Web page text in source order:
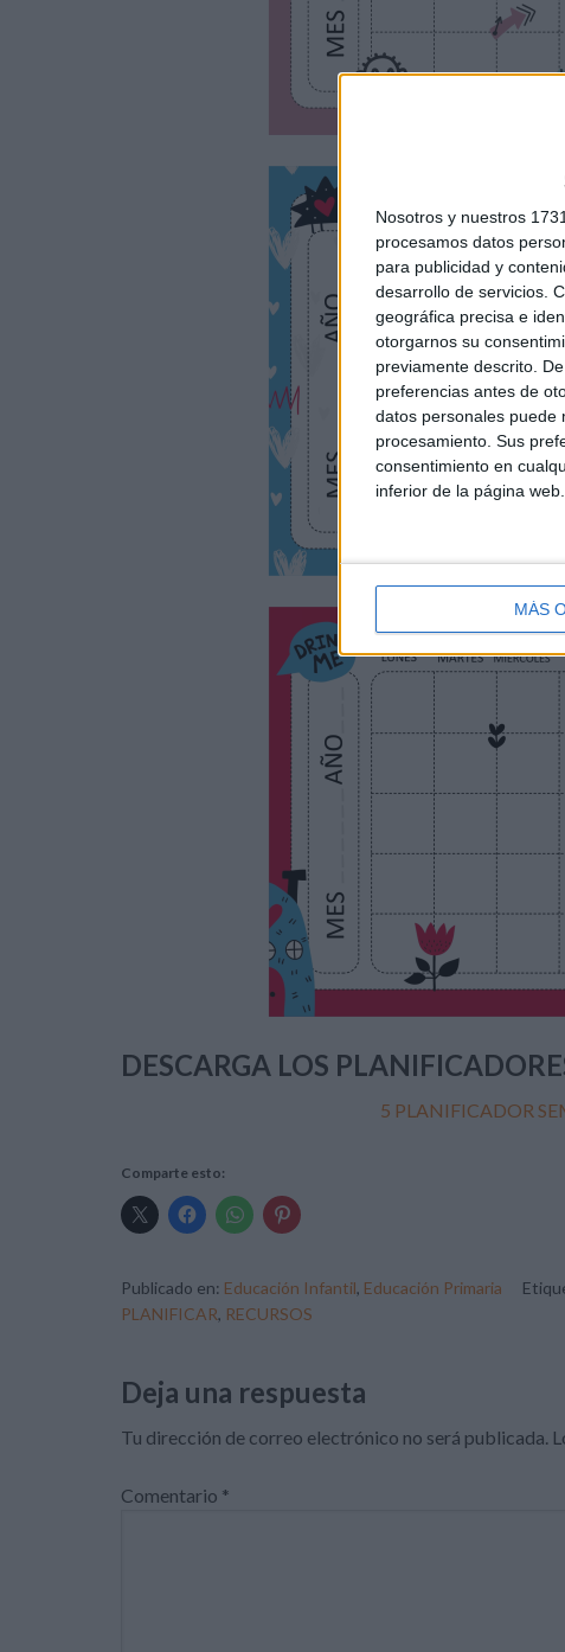
Nosotros y nuestros 1731
procesamos datos
para publicidad y
desarrollo de servicios.
geográfica precisa e
otorgarnos su
previamente descrito.
preferencias antes de
datos personales puede
procesamiento. Sus
consentimiento en
inferior de la página web.
MÁS
DESCARGA LOS
5 PLANIFICADOR
Comparte esto:
Publicado en: Educación Infantil, Educación Primaria
PLANIFICAR, RECURSOS
Deja una respuesta
Tu dirección de correo electrónico no será publicada.
Comentario *